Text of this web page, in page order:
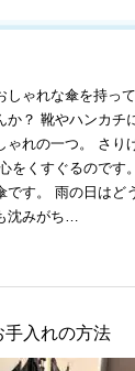
しゃれな傘を持っ
か？ 靴やハンカチ
ゃれの一つ。 さり
をくすぐるのです
です。 雨の日はど
沈みがち…
手入れの方法